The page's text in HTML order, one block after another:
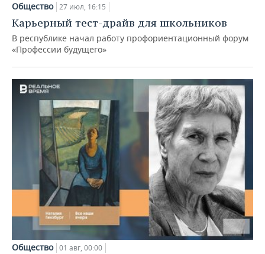
Общество 27 июл, 16:15
Карьерный тест-драйв для школьников
В республике начал работу профориентационный форум
«Профессии будущего»
Общество 01 авг, 00:00